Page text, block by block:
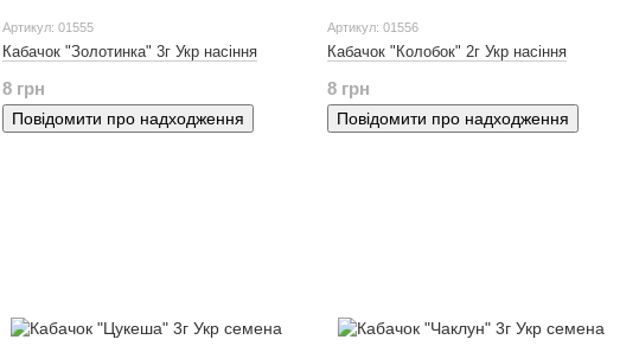
Артикул: 01555
Кабачок "Золотинка" 3г Укр насіння
8 грн
Повідомити про надходження
Артикул: 01556
Кабачок "Колобок" 2г Укр насіння
8 грн
Повідомити про надходження